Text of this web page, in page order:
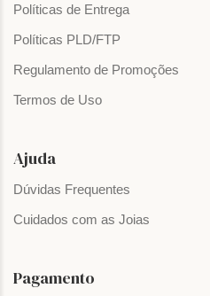
Políticas de Entrega
Políticas PLD/FTP
Regulamento de Promoções
Termos de Uso
Ajuda
Dúvidas Frequentes
Cuidados com as Joias
Pagamento